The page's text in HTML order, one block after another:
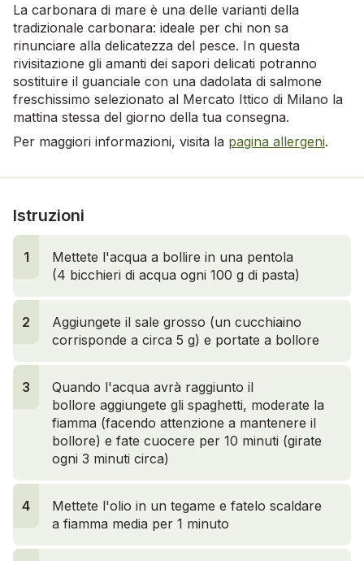
La carbonara di mare è una delle varianti della
tradizionale carbonara: ideale per chi non sa
rinunciare alla delicatezza del pesce. In questa
rivisitazione gli amanti dei sapori delicati potranno
sostituire il guanciale con una dadolata di salmone
freschissimo selezionato al Mercato Ittico di Milano la
mattina stessa del giorno della tua consegna.
Per maggiori informazioni, visita la pagina allergeni.
Istruzioni
1
Mettete l'acqua a bollire in una pentola
(4 bicchieri di acqua ogni 100 g di pasta)
2
Aggiungete il sale grosso (un cucchiaino
corrisponde a circa 5 g) e portate a bollore
3
Quando l'acqua avrà raggiunto il
bollore aggiungete gli spaghetti, moderate la
fiamma (facendo attenzione a mantenere il
bollore) e fate cuocere per 10 minuti (girate
ogni 3 minuti circa)
4
Mettete l'olio in un tegame e fatelo scaldare
a fiamma media per 1 minuto
4